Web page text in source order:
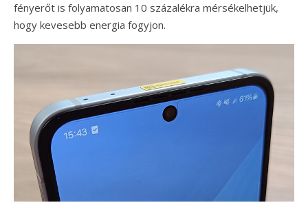
fényerőt is folyamatosan 10 százalékra mérsékelhetjük,
hogy kevesebb energia fogyjon.